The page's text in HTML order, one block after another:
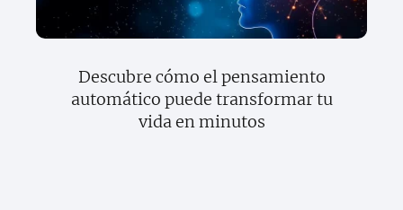
Descubre cómo el pensamiento
automático puede transformar tu
vida en minutos